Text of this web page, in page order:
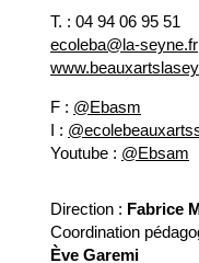
T. : 04 94 06 95 51
ecoleba@la-seyne.fr
F : @Ebasm
I :
Youtube : @Ebsam
Direction : Fabrice
Coordination
Ève Garemi